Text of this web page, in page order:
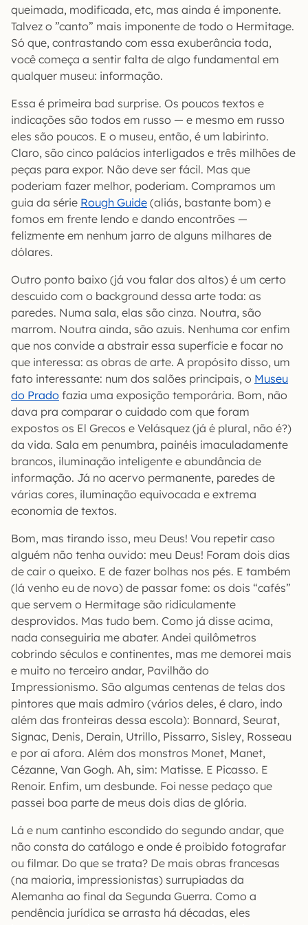
queimada, modificada, etc, mas ainda é imponente.
Talvez o ”canto” mais imponente de todo o Hermitage.
Só que, contrastando com essa exuberância toda,
você começa a sentir falta de algo fundamental em
qualquer museu: informação.
Essa é primeira bad surprise. Os poucos textos e
indicações são todos em russo — e mesmo em russo
eles são poucos. E o museu, então, é um labirinto.
Claro, são cinco palácios interligados e três milhões de
peças para expor. Não deve ser fácil. Mas que
poderiam fazer melhor, poderiam. Compramos um
guia da série Rough Guide (aliás, bastante bom) e
fomos em frente lendo e dando encontrões —
felizmente em nenhum jarro de alguns milhares de
dólares.
Outro ponto baixo (já vou falar dos altos) é um certo
descuido com o background dessa arte toda: as
paredes. Numa sala, elas são cinza. Noutra, são
marrom. Noutra ainda, são azuis. Nenhuma cor enfim
que nos convide a abstrair essa superfície e focar no
que interessa: as obras de arte. A propósito disso, um
fato interessante: num dos salões principais, o Museu
do Prado fazia uma exposição temporária. Bom, não
dava pra comparar o cuidado com que foram
expostos os El Grecos e Velásquez (já é plural, não é?)
da vida. Sala em penumbra, painéis imaculadamente
brancos, iluminação inteligente e abundância de
informação. Já no acervo permanente, paredes de
várias cores, iluminação equivocada e extrema
economia de textos.
Bom, mas tirando isso, meu Deus! Vou repetir caso
alguém não tenha ouvido: meu Deus! Foram dois dias
de cair o queixo. E de fazer bolhas nos pés. E também
(lá venho eu de novo) de passar fome: os dois “cafés”
que servem o Hermitage são ridiculamente
desprovidos. Mas tudo bem. Como já disse acima,
nada conseguiria me abater. Andei quilômetros
cobrindo séculos e continentes, mas me demorei mais
e muito no terceiro andar, Pavilhão do
Impressionismo. São algumas centenas de telas dos
pintores que mais admiro (vários deles, é claro, indo
além das fronteiras dessa escola): Bonnard, Seurat,
Signac, Denis, Derain, Utrillo, Pissarro, Sisley, Rosseau
e por aí afora. Além dos monstros Monet, Manet,
Cézanne, Van Gogh. Ah, sim: Matisse. E Picasso. E
Renoir. Enfim, um desbunde. Foi nesse pedaço que
passei boa parte de meus dois dias de glória.
Lá e num cantinho escondido do segundo andar, que
não consta do catálogo e onde é proibido fotografar
ou filmar. Do que se trata? De mais obras francesas
(na maioria, impressionistas) surrupiadas da
Alemanha ao final da Segunda Guerra. Como a
pendência jurídica se arrasta há décadas, eles